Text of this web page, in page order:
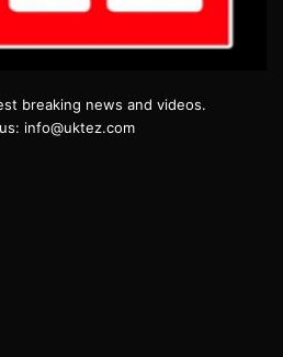
breaking news and videos.
info@uktez.com